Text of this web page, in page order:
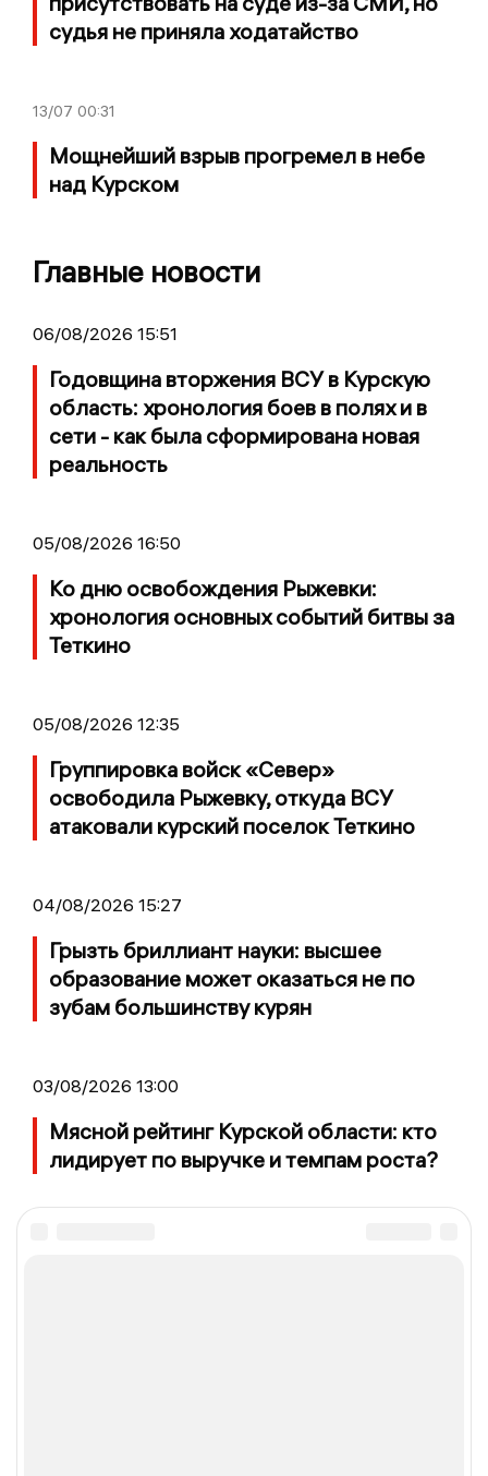
судья не приняла ходатайство
13/07 00:31
Мощнейший взрыв прогремел в небе
над Курском
Главные новости
06/08/2026 15:51
Годовщина вторжения ВСУ в Курскую
область: хронология боев в полях и в
сети - как была сформирована новая
реальность
05/08/2026 16:50
Ко дню освобождения Рыжевки:
хронология основных событий битвы за
Теткино
05/08/2026 12:35
Группировка войск «Север»
освободила Рыжевку, откуда ВСУ
атаковали курский поселок Теткино
04/08/2026 15:27
Грызть бриллиант науки: высшее
образование может оказаться не по
зубам большинству курян
03/08/2026 13:00
Мясной рейтинг Курской области: кто
лидирует по выручке и темпам роста?